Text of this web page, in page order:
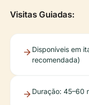
Visitas Guiadas:
Disponíveis em
recomendada)
Duração: 45–60